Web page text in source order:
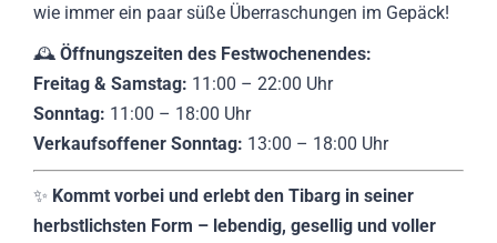
wie immer ein paar süße Überraschungen im Gepäck!
🕰 Öffnungszeiten des Festwochenendes:
Freitag & Samstag: 11:00 – 22:00 Uhr
Sonntag: 11:00 – 18:00 Uhr
Verkaufsoffener Sonntag: 13:00 – 18:00 Uhr
✨ Kommt vorbei und erlebt den Tibarg in seiner
herbstlichsten Form – lebendig, gesellig und voller